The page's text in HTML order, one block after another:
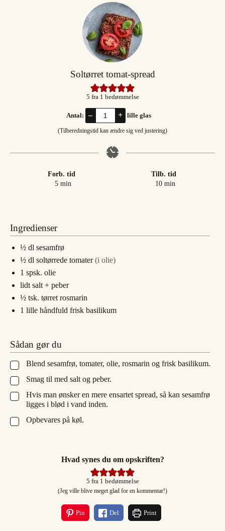
Soltørret tomat-spread
5 fra 1 bedømmelse
Antal: – + lille glas
(Tilberedningstid kan ændre sig ved justering)
Forb. tid
5minutter
min
Tilb. tid
10minutter
min
Ingredienser
½ dl sesamfrø
½ dl soltørrede tomater (i olie)
1 spsk. olie
lidt salt + peber
½ tsk. tørret rosmarin
1 lille håndfuld frisk basilikum
Sådan gør du
▢
Blend sesamfrø, tomater, olie, rosmarin og frisk basilikum.
▢
Smag til med salt og peber.
▢
Hvis man ønsker en mere ensartet spread, så kan sesamfrø
ligges i blød i vand inden.
▢
Opbevares på køl.
Hvad synes du om opskriften?
5 fra 1 bedømmelse
(Jeg ville blive meget glad for en kommentar!)
Pin Del Print